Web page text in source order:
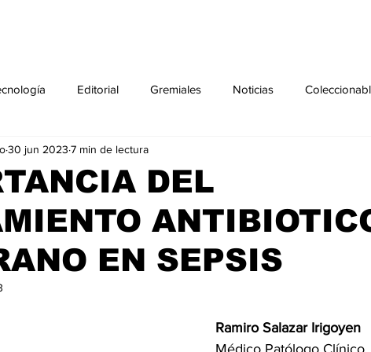
Editorial Gremiales Noticias
Agenda Sección especial
especial Ciencia y Tecnología especial Coleccionable
dia mundial de la diabetes
DEL
EN SEPSIS
30 jun 2023 7 min de lectura
Ramiro Salazar Irigoyen
Médico Patólogo Clínico